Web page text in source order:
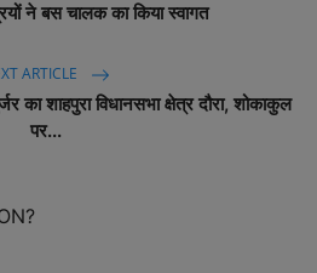
ने बस चालक का किया स्वागत
ARTICLE
का शाहपुरा विधानसभा क्षेत्र दौरा, शोकाकुल
पर...